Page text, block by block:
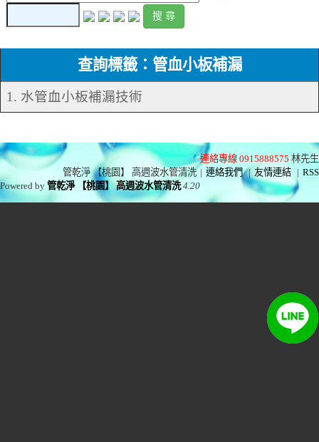
查詢標籤：管血小板補漏
1. 水管血小板補漏技術
連絡專線 0915888575 林先生
管乾淨 【桃園】 高週波水管清洗 | 連絡我們 | 友情連結 | RSS
Powered by管乾淨 【桃園】 高週波水管清洗 4.20